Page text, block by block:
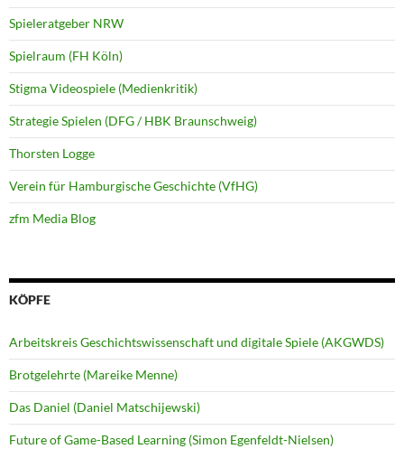
Spieleratgeber NRW
Spielraum (FH Köln)
Stigma Videospiele (Medienkritik)
Strategie Spielen (DFG / HBK Braunschweig)
Thorsten Logge
Verein für Hamburgische Geschichte (VfHG)
zfm Media Blog
KÖPFE
Arbeitskreis Geschichtswissenschaft und digitale Spiele (AKGWDS)
Brotgelehrte (Mareike Menne)
Das Daniel (Daniel Matschijewski)
Future of Game-Based Learning (Simon Egenfeldt-Nielsen)